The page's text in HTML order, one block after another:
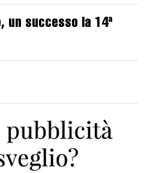
un successo la 14ª